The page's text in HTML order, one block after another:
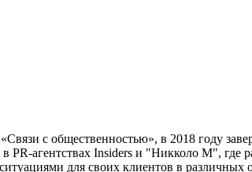
с общественностью», в 2018 году
агентствах Insiders и "Никколо М", где
для своих клиентов в различных